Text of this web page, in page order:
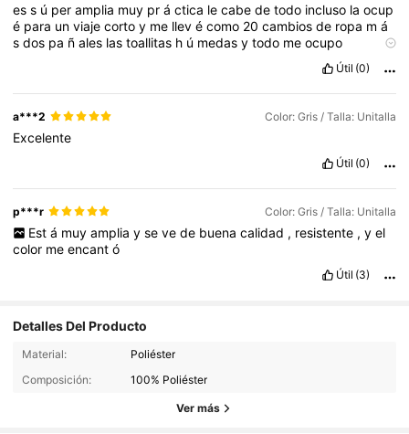
ess ú peramplia muy práctica lecabedetodo incluso laocup
é para unviajecortoy me llevécomo 20cambiosde ropa má
sdos pa ñales lastoallitas h ú medasytodo meocupo
Útil (0)
a***2 Color: Gris / Talla: Unitalla
Excelente
Útil (0)
p***r Color: Gris / Talla: Unitalla
Est á muy amplia y se ve de buena calidad , resistente , y el
color meencantó
Útil (3)
Detalles Del Producto
Material:
Poliéster
Composición:
100% Poliéster
Ver más
4.8K Seguidores
4.8K Seguidores
4.8K Seguidores